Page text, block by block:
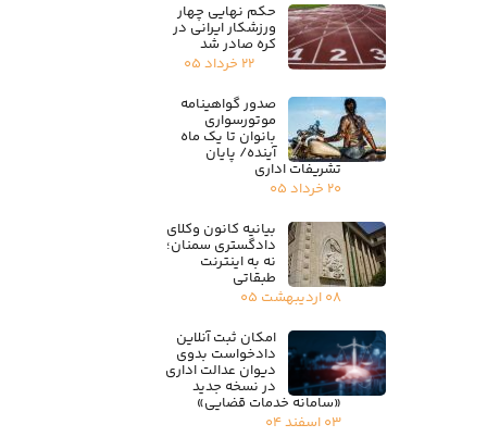
حکم نهایی چهار
ورزشکار ایرانی در
کره صادر شد
۲۲ خرداد ۰۵
صدور گواهینامه
موتورسواری
بانوان تا یک ماه
آینده/ پایان
تشریفات اداری
۲۰ خرداد ۰۵
بیانیه کانون وکلای
دادگستری سمنان؛
نه به اینترنت
طبقاتی
۰۸ اردیبهشت ۰۵
امکان ثبت آنلاین
دادخواست بدوی
دیوان عدالت اداری
در نسخه جدید
«سامانه خدمات قضایی»
۰۳ اسفند ۰۴